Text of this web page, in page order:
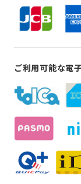
ご利用可能な電